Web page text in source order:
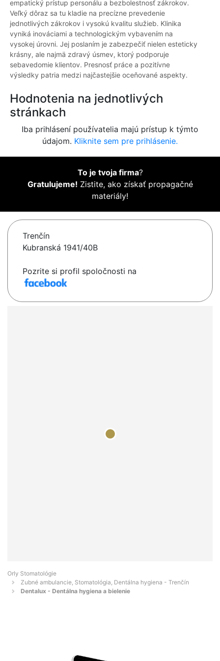
empatický prístup personálu a bezbolestnosť zákrokov.
Veľký dôraz sa tu kladie na precízne prevedenie
jednotlivých zákrokov i vysokú kvalitu služieb. Klinika
vyniká inováciami a technologickým vybavením na
vysokej úrovni. Jej poslaním je zabezpečiť nielen esteticky
krásny, ale najmä zdravý úsmev, ktorý podporuje
sebavedomie klientov. Presnosť práce a pozitívne
výsledky patria medzi najčastejšie oceňované aspekty.
Hodnotenia na jednotlivých
stránkach
Iba prihlásení používatelia majú prístup k týmto
údajom. Kliknite sem pre prihlásenie.
To je tvoja firma?
Gratulujeme! Zistite, ako získať propagačné
materiály!
Trenčín
Kubranská 1941/40B
Pozrite si profil spoločnosti na
Orly Stomatológie
Zubné ambulancie, Stomatológia, Dentálna hygiena - Trenčín
Dentalux - Dentálna hygiena a bielenie